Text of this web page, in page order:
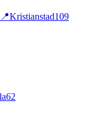
📍Kristianstad109
62